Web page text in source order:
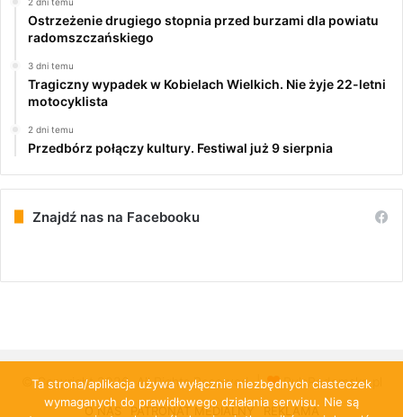
Ostrzeżenie drugiego stopnia przed burzami dla powiatu
radomszczańskiego
3 dni temu
Tragiczny wypadek w Kobielach Wielkich. Nie żyje 22-letni
motocyklista
2 dni temu
Przedbórz połączy kultury. Festiwal już 9 sierpnia
Znajdź nas na Facebooku
© Copyright 2026, All Rights Reserved | PulsRadomska.pl
O NAS PATRONAT MEDIALNY REKLAMA
Ta strona/aplikacja używa wyłącznie niezbędnych ciasteczek
wymaganych do prawidłowego działania serwisu. Nie są